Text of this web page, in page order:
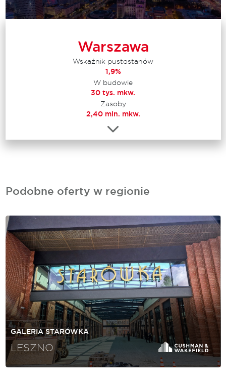
Warszawa
Wskaźnik pustostanów
1,9%
W budowie
30 tys. mkw.
Zasoby
2,40 mln. mkw.
Podobne oferty w regionie
GALERIA STARÓWKA
LESZNO